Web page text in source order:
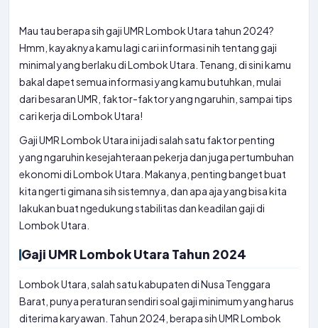
Mau tau berapa sih gaji UMR Lombok Utara tahun 2024?
Hmm, kayaknya kamu lagi cari informasi nih tentang gaji
minimal yang berlaku di Lombok Utara. Tenang, di sini kamu
bakal dapet semua informasi yang kamu butuhkan, mulai
dari besaran UMR, faktor-faktor yang ngaruhin, sampai tips
cari kerja di Lombok Utara!
Gaji UMR Lombok Utara ini jadi salah satu faktor penting
yang ngaruhin kesejahteraan pekerja dan juga pertumbuhan
ekonomi di Lombok Utara. Makanya, penting banget buat
kita ngerti gimana sih sistemnya, dan apa aja yang bisa kita
lakukan buat ngedukung stabilitas dan keadilan gaji di
Lombok Utara.
Gaji UMR Lombok Utara Tahun 2024
Lombok Utara, salah satu kabupaten di Nusa Tenggara
Barat, punya peraturan sendiri soal gaji minimum yang harus
diterima karyawan. Tahun 2024, berapa sih UMR Lombok